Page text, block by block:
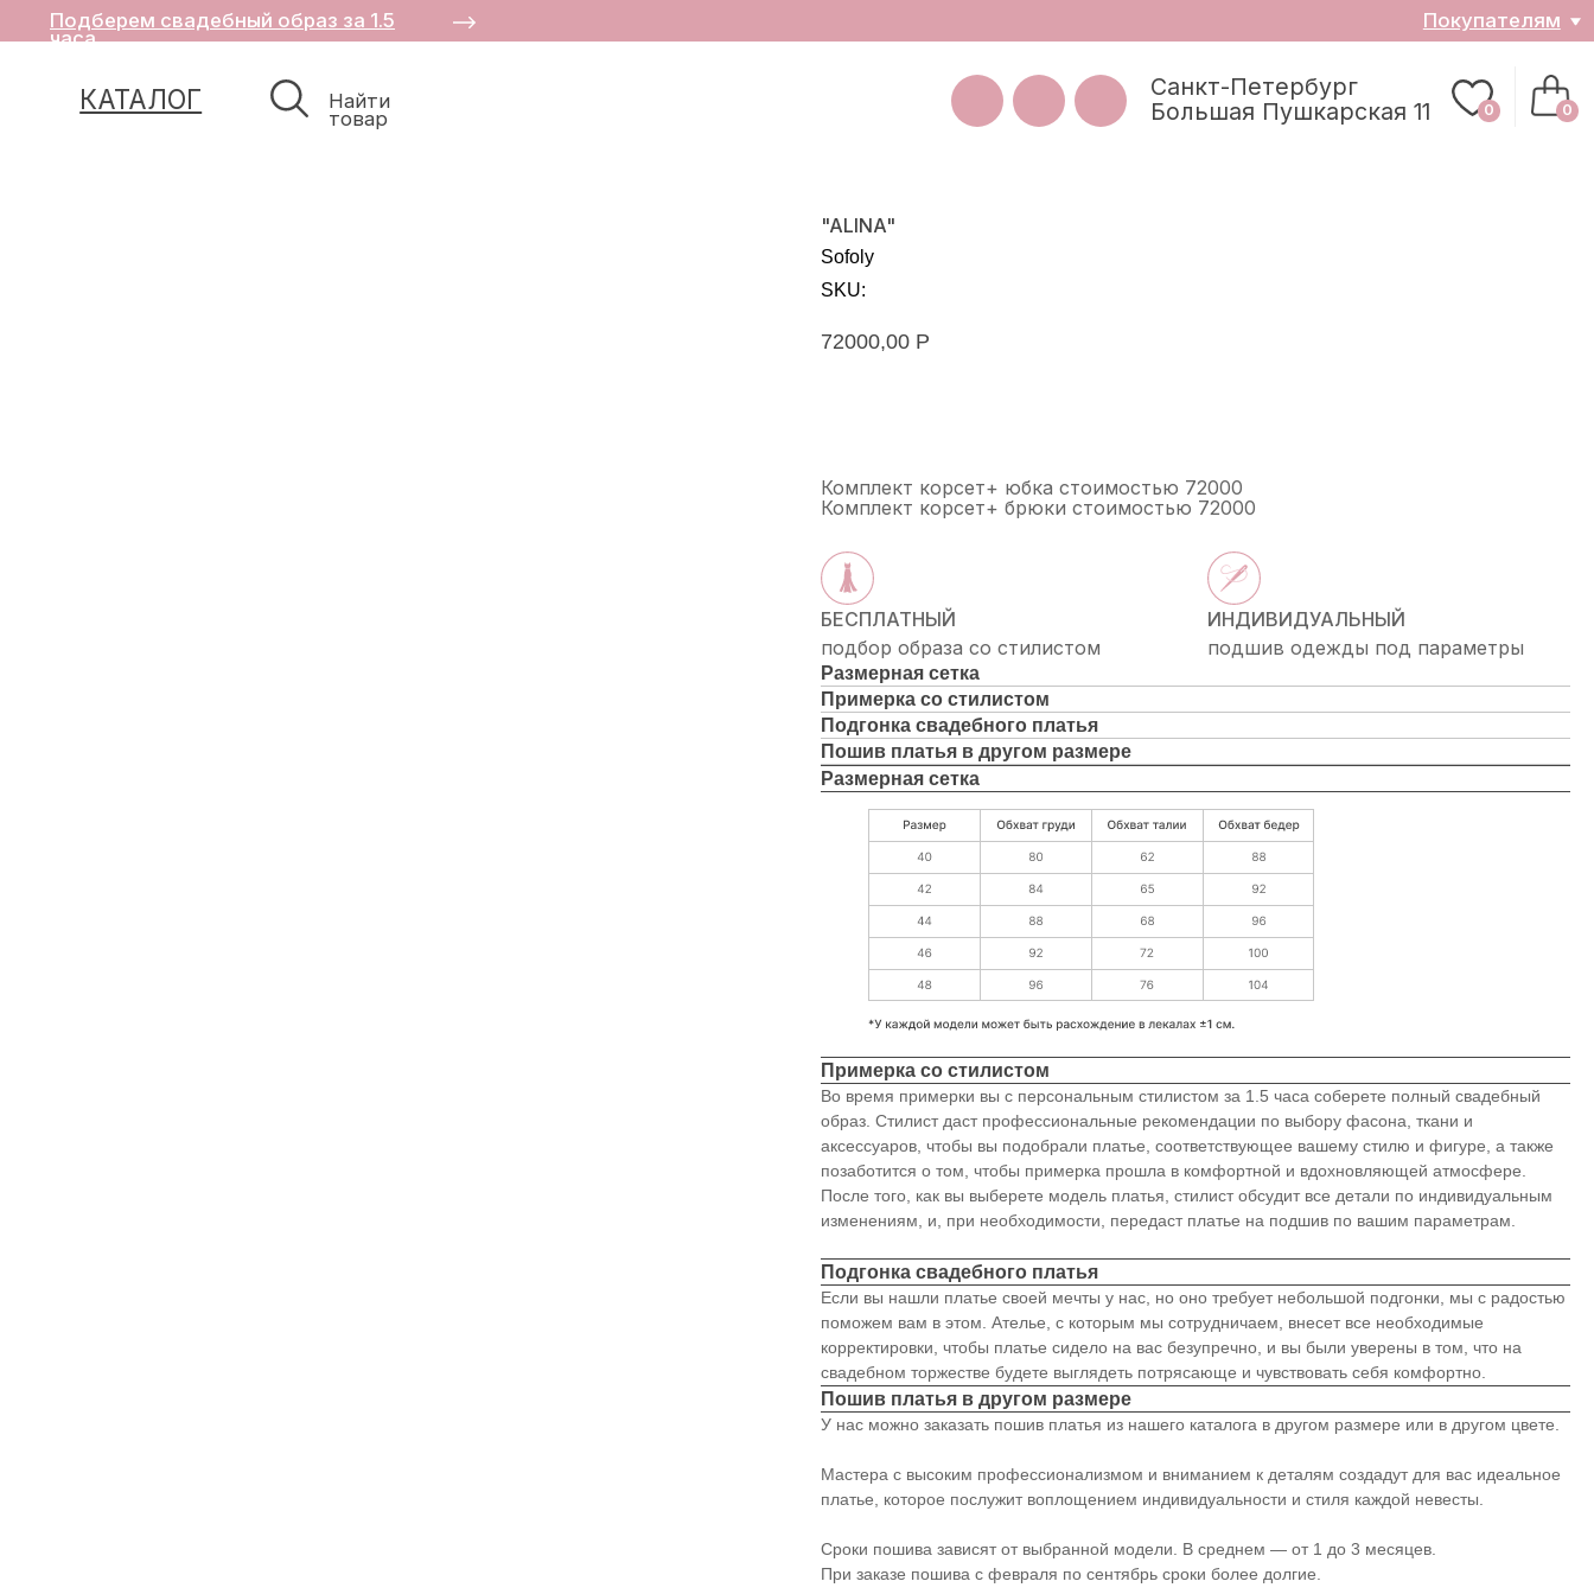
0
товар
Большая Пушкарская 11
Подберем свадебный образ за 1.5
часа
"ALINA"
Sofoly
SKU:
72000,00 Р
Комплект корсет+ юбка стоимостью 72000
Комплект корсет+ брюки стоимостью 72000
БЕСПЛАТНЫЙ
подбор образа со стилистом
ИНДИВИДУАЛЬНЫЙ
подшив одежды под параметры
Размерная сетка
Примерка со стилистом
Подгонка свадебного платья
Пошив платья в другом размере
Размерная сетка
Примерка со стилистом
Во время примерки вы с персональным стилистом за 1.5 часа соберете полный свадебный
образ. Стилист даст профессиональные рекомендации по выбору фасона, ткани и
аксессуаров, чтобы вы подобрали платье, соответствующее вашему стилю и фигуре, а также
позаботится о том, чтобы примерка прошла в комфортной и вдохновляющей атмосфере.
После того, как вы выберете модель платья, стилист обсудит все детали по индивидуальным
изменениям, и, при необходимости, передаст платье на подшив по вашим параметрам.
Подгонка свадебного платья
Если вы нашли платье своей мечты у нас, но оно требует небольшой подгонки, мы с радостью
поможем вам в этом. Ателье, с которым мы сотрудничаем, внесет все необходимые
корректировки, чтобы платье сидело на вас безупречно, и вы были уверены в том, что на
свадебном торжестве будете выглядеть потрясающе и чувствовать себя комфортно.
Пошив платья в другом размере
У нас можно заказать пошив платья из нашего каталога в другом размере или в другом цвете.
Мастера с высоким профессионализмом и вниманием к деталям создадут для вас идеальное
платье, которое послужит воплощением индивидуальности и стиля каждой невесты.
Сроки пошива зависят от выбранной модели. В среднем ― от 1 до 3 месяцев.
При заказе пошива с февраля по сентябрь сроки более долгие.